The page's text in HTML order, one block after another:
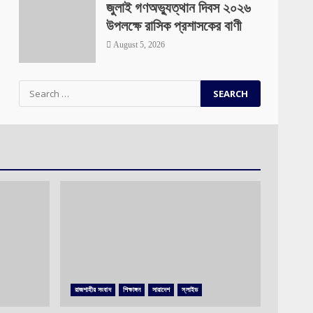
জুলাই গণঅভ্যুত্থান দিবস ২০২৬
উপলক্ষে রাসিক প্রশাসকের বাণী
August 5, 2026
for:
রাজশাহীর সংবাদ শিক্ষাঙ্গন সারাদেশ স্লাইড